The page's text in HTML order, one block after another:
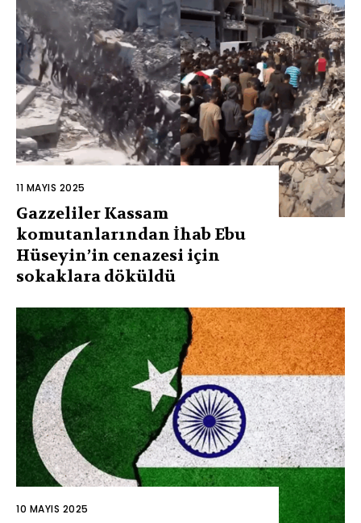
11 MAYIS 2025
Gazzeliler Kassam
komutanlarından İhab Ebu
Hüseyin’in cenazesi için
sokaklara döküldü
10 MAYIS 2025